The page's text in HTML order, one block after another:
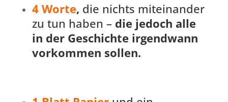
4 Worte, die nichts miteinander
zu tun haben – die jedoch alle
in der Geschichte irgendwann
vorkommen sollen.